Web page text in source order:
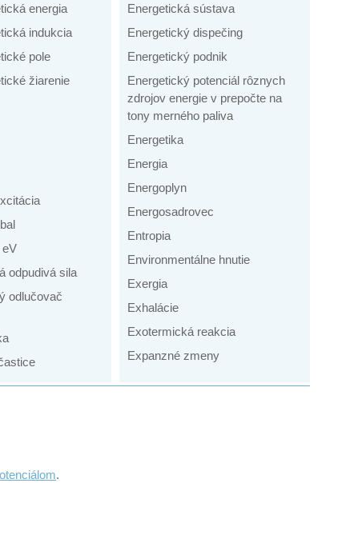
energia
indukcia
pole
žiarenie
eV
odpudivá sila
odlučovač
Energetická sústava
Energetický dispečing
Energetický podnik
Energetický potenciál rôznych
zdrojov energie v prepočte na
tony merného paliva
Energetika
Energia
Energoplyn
Energosadrovec
Entropia
Environmentálne hnutie
Exergia
Exhalácie
Exotermická reakcia
Expanzné zmeny
.